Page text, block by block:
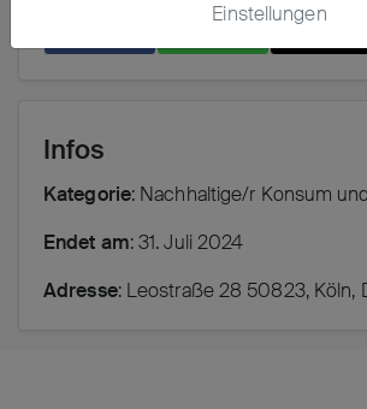
Einstellungen
𝕏
Infos
Kategorie: Nachhaltige/r Konsum
Endet am: 31. Juli 2024
Adresse: Leostraße 28 50823, Köln,